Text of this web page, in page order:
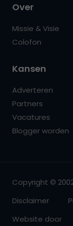
Over
Missie & Visie
Colofon
Kansen
Adverteren
Partners
Vacatures
Blogger worden
Copyright ©
Disclaimer
Website door